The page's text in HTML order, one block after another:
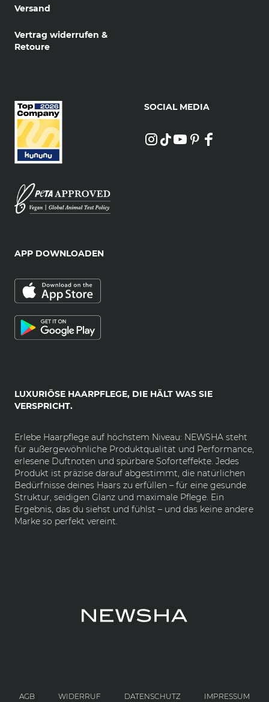
Versand
Vertrag widerrufen &
Retoure
LUXURIÖSE HAARPFLEGE, DIE HÄLT WAS SIE
VERSPRICHT.
Erlebe Haarpflege auf höchstem Niveau: NEWSHA steht
für außergewöhnliche Produktqualität und Performance,
erlesene Duftnoten und spürbare Soforteffekte. Jedes
Produkt ist präzise darauf abgestimmt, die natürlichen
Bedürfnisse deines Haars zu erfüllen – für eine gesunde
Struktur, seidigen Glanz und maximale Pflege. Ein
Ergebnis, das du siehst und fühlst – und das keine andere
Marke so perfekt vereint.
SOCIAL MEDIA
APP DOWNLOADEN
AGB WIDERRUF DATENSCHUTZ IMPRESSUM